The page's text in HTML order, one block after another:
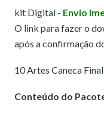
kit Digital - Envio
O link para fazer o
após a confirmação
10 Artes Caneca
Conteúdo do